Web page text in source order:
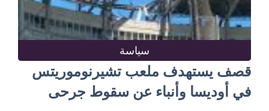
سياسة
قصف يستهدف ملعب تشيرنوموريتس
في أوديسا وأنباء عن سقوط جرحى